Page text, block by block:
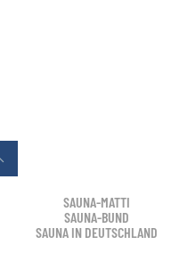
SAUNA-MATTI
SAUNA-BUND
SAUNA IN DEUTSCHLAND